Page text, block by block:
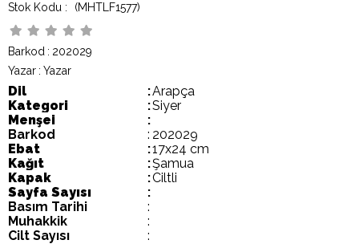
(MHTLF1577)
Barkod : 202029
Yazar : Yazar
Dil :Arapça
Kategori
:Siyer
Menşei
:
Barkod
: 202029
Ebat
:17x24 cm
Kağıt
:Şamua
Kapak
:Ciltli
Sayfa Sayısı
:
Basım Tarihi
:
Muhakkik
:
Cilt Sayısı
: